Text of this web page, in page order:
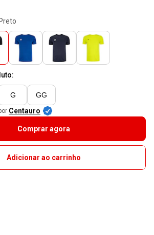
preto
G GG
Centauro
Comprar agora
Adicionar ao carrinho